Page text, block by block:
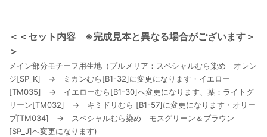
＜＜セット内容 ※完成見本と異なる場合がございます＞
＞
メイン部分モチーフ用生地（プルメリア：スペシャルむら染め オレン
ジ[SP_K] → ミカンむら[B1-32]に変更になります・イエロー
[TM035] → イエローむら[B1-30]へ変更になります、葉：ライトグ
リーン[TM032] → キミドリむら [B1-57]に変更になります・オリー
ブ[TM034] → スペシャルむら染め モスグリーン＆ブラウン
[SP_J]へ変更になります)